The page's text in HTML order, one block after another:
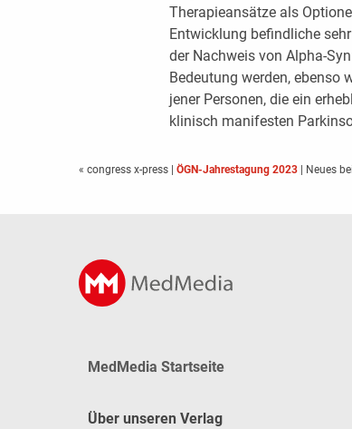
Therapieansätze als
Entwicklung befindliche
der Nachweis von Alpha-
Bedeutung werden, ebenso
jener Personen, die ein
klinisch manifesten
« congress x-press ÖGN-Jahrestagung 2023 | Neues
MedMedia Startseite
Über unseren Verlag